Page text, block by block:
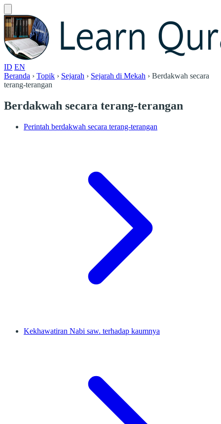
ID EN
Beranda › Topik › Sejarah › Sejarah di Mekah › Berdakwah secara
terang-terangan
Berdakwah secara terang-terangan
Perintah berdakwah secara terang-terangan
Kekhawatiran Nabi saw. terhadap kaumnya